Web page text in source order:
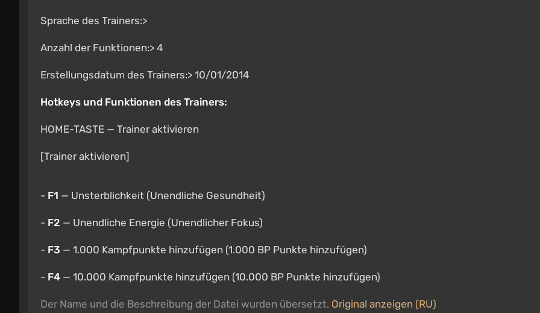
Sprache des Trainers:>
Anzahl der Funktionen:> 4
Erstellungsdatum des Trainers:> 10/01/2014
Hotkeys und Funktionen des Trainers:
HOME-TASTE — Trainer aktivieren
[Trainer aktivieren]
- F1 — Unsterblichkeit (Unendliche Gesundheit)
- F2 — Unendliche Energie (Unendlicher Fokus)
- F3 — 1.000 Kampfpunkte hinzufügen (1.000 BP Punkte hinzufügen)
- F4 — 10.000 Kampfpunkte hinzufügen (10.000 BP Punkte hinzufügen)
Der Name und die Beschreibung der Datei wurden übersetzt. Original anzeigen (RU)